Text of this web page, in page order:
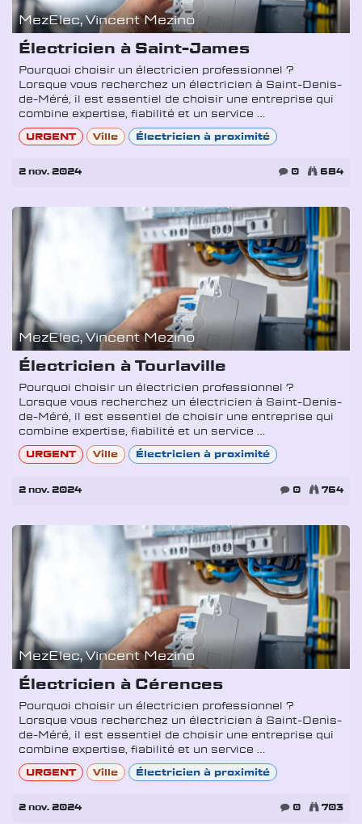
MezElec, Vincent Mezino
Électricien à Saint-James
Pourquoi choisir un électricien professionnel ?
Lorsque vous recherchez un électricien à Saint-Denis-
de-Méré, il est essentiel de choisir une entreprise qui
combine expertise, fiabilité et un service ...
URGENT Ville Électricien à proximité
2 nov. 2024 0 684
MezElec, Vincent Mezino
Électricien à Tourlaville
Pourquoi choisir un électricien professionnel ?
Lorsque vous recherchez un électricien à Saint-Denis-
de-Méré, il est essentiel de choisir une entreprise qui
combine expertise, fiabilité et un service ...
URGENT Ville Électricien à proximité
2 nov. 2024 0 764
MezElec, Vincent Mezino
Électricien à Cérences
Pourquoi choisir un électricien professionnel ?
Lorsque vous recherchez un électricien à Saint-Denis-
de-Méré, il est essentiel de choisir une entreprise qui
combine expertise, fiabilité et un service ...
URGENT Ville Électricien à proximité
2 nov. 2024 0 703